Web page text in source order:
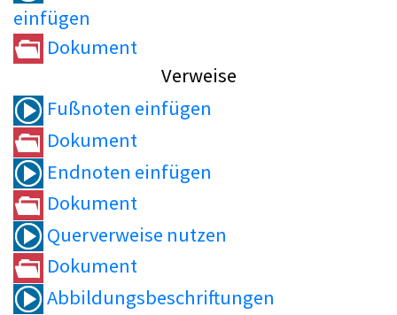
einfügen
Dokument
Verweise
Fußnoten einfügen
Dokument
Endnoten einfügen
Dokument
Querverweise nutzen
Dokument
Abbildungsbeschriftungen